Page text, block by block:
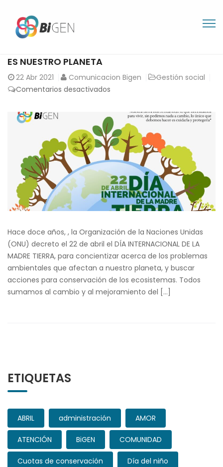
ES NUESTRO PLANETA
22 Abr 2021 Comunicacion Bigen
Gestión social
Comentarios desactivados
NUESTRO
PLANETA
Hace doce años, , la Organización de la Naciones Unidas
(ONU) decreto el 22 de abril el DÍA INTERNACIONAL DE LA
MADRE TIERRA, para concientizar acerca de los problemas
ambientales que afectan a nuestro planeta, y buscar
acciones para conservación de los ecosistemas. Todos
sumamos al cambio y al mejoramiento del […]
ETIQUETAS
ABRIL administración AMOR
ATENCIÓN BiGEN COMUNIDAD
Cuotas de conservación Día del niño